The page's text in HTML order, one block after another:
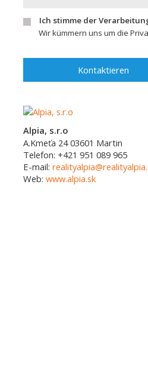
Ich stimme der
Wir kümmern uns um die
Kontaktieren
Alpia, s.r.o
A.Kmeťa 24 03601 Martin
Telefon: +421 951 089 965
E-mail:
Web: www.alpia.sk